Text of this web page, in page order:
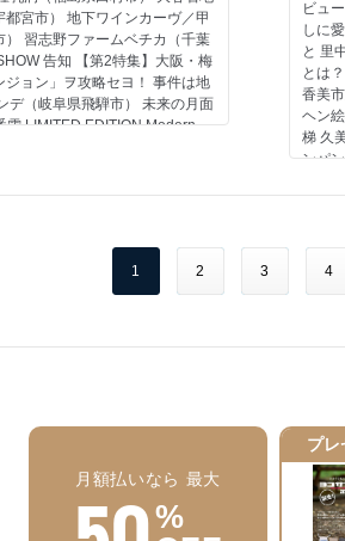
宮市） 地下ワインカーヴ／甲
習志野ファームベチカ（千葉
告知 【第2特集】大阪・梅
ョン」ヲ攻略セヨ！ 事件は地
デ（岐阜県飛騨市） 未来の月面
雫 LIMITED EDITION Modern
ーンのお知らせ 男の隠れ家
ほろ酔い編集・田村巴のちょ
付 裏表紙 綴じ込み付録 最深部
ビュ
しに
と 里
とは
香美
ヘン
梯 久
ンパ
パン
村巴
品／
生は
1 2 3 4
月額払いなら 最大
%
プレ